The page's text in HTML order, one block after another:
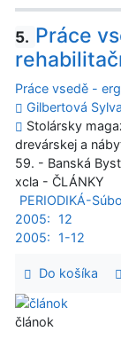
5. Práce
Práce vsedě -
Gilbertová Sylva
Stolársky
drevárskej a
59. - Banská
xcla - ČLÁNKY
PERIODIKÁ-
2005:
12
2005:
1-12
Do košíka
článok